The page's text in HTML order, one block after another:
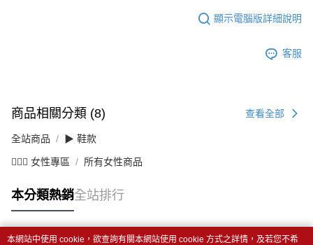
顯示電腦版詳細說明
客服
商品相關分類 (8) 查看全部
全站商品 ▶ 鞋款
💁🏻‍♀️ 女性專區 所有女性商品
本分類熱銷全站排行
本網站中使用 cookie，欲查詢有關本網站使用 cookie 方式之詳情，及若您不希